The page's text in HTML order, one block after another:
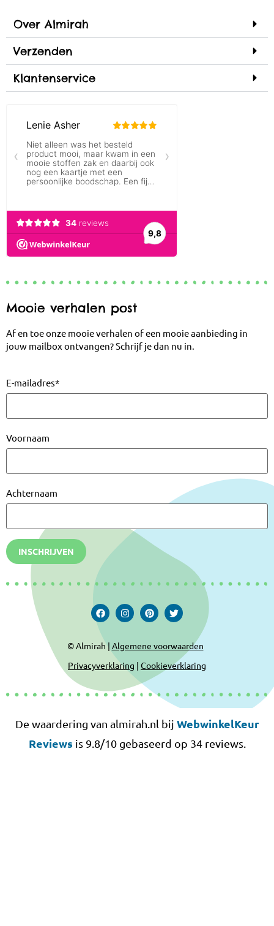
Over Almirah
Verzenden
Klantenservice
Mooie verhalen post
Af en toe onze mooie verhalen of een mooie aanbieding in
jouw mailbox ontvangen? Schrijf je dan nu in.
E-mailadres*
Voornaam
Achternaam
INSCHRIJVEN
© Almirah | Algemene voorwaarden
Privacyverklaring | Cookieverklaring
De waardering van almirah.nl bij WebwinkelKeur
Reviews is 9.8/10 gebaseerd op 34 reviews.